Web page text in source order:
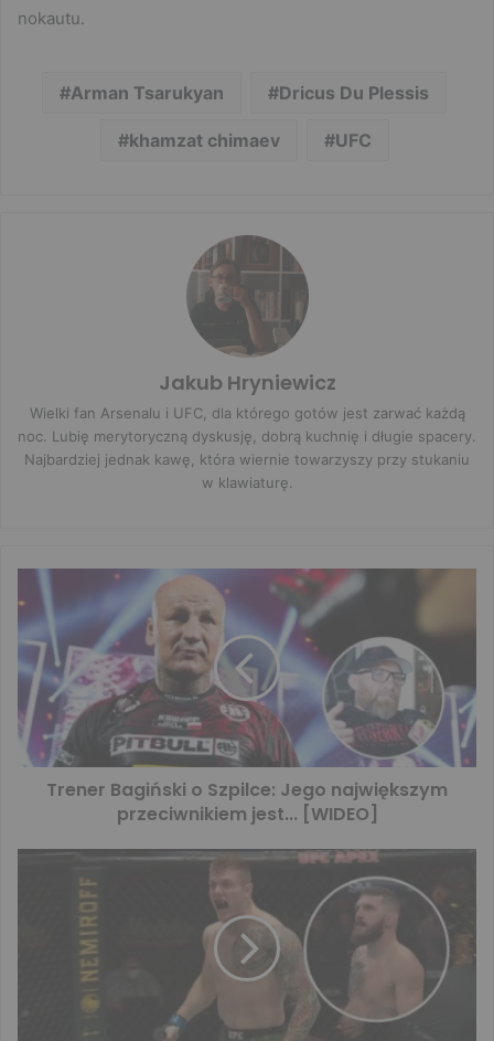
nokautu.
Arman Tsarukyan Dricus Du Plessis
khamzat chimaev UFC
Jakub Hryniewicz
Wielki fan Arsenalu i UFC, dla którego gotów jest zarwać każdą
noc. Lubię merytoryczną dyskusję, dobrą kuchnię i długie spacery.
Najbardziej jednak kawę, która wiernie towarzyszy przy stukaniu
w klawiaturę.
Trener Bagiński o Szpilce: Jego największym
przeciwnikiem jest... [WIDEO]